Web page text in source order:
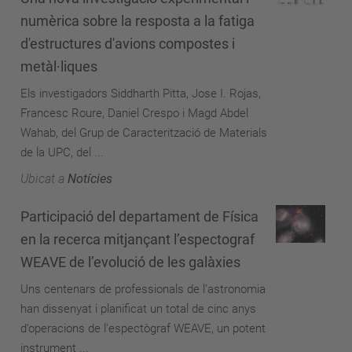
numèrica sobre la resposta a la fatiga
d'estructures d'avions compostes i
metàl·liques
Els investigadors Siddharth Pitta, Jose I. Rojas,
Francesc Roure, Daniel Crespo i Magd Abdel
Wahab, del Grup de Caracterització de Materials
de la UPC, del ...
Ubicat a Notícies
Participació del departament de Física
en la recerca mitjançant l’espectograf
WEAVE de l’evolució de les galàxies
Uns centenars de professionals de l’astronomia
han dissenyat i planificat un total de cinc anys
d’operacions de l'espectògraf WEAVE, un potent
instrument ...